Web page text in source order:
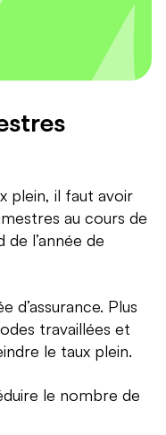
plein, il faut avoir
au cours de
l’année de
d’assurance. Plus
travaillées et
le taux plein.
le nombre de